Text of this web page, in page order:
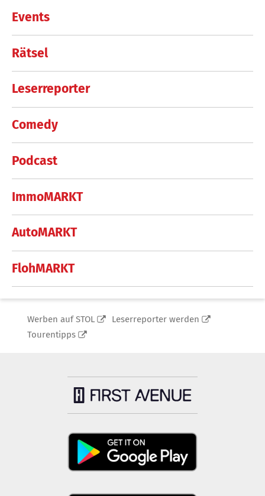
Events
Rätsel
Leserreporter
Comedy
Podcast
ImmoMARKT
AutoMARKT
FlohMARKT
Werben auf STOL
Leserreporter werden
Tourentipps